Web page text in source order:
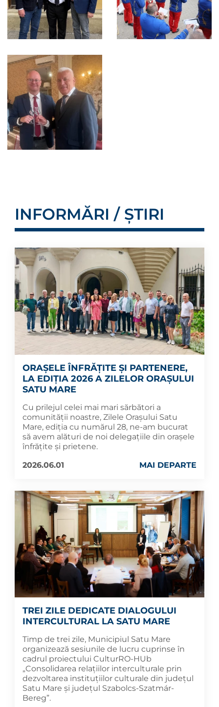
INFORMĂRI / ȘTIRI
ORAȘELE ÎNFRĂȚITE ȘI PARTENERE,
LA EDIȚIA 2026 A ZILELOR ORAȘULUI
SATU MARE
Cu prilejul celei mai mari sărbători a
comunității noastre, Zilele Orașului Satu
Mare, ediția cu numărul 28, ne-am bucurat
să avem alături de noi delegațiile din orașele
înfrățite și prietene.
2026.06.01
MAI DEPARTE
TREI ZILE DEDICATE DIALOGULUI
INTERCULTURAL LA SATU MARE
Timp de trei zile, Municipiul Satu Mare
organizează sesiunile de lucru cuprinse în
cadrul proiectului CulturRO-HUb
„Consolidarea relațiilor interculturale prin
dezvoltarea instituțiilor culturale din județul
Satu Mare și județul Szabolcs-Szatmár-
Bereg”.